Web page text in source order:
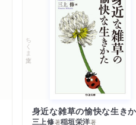
ちくま文庫
身近な雑草の愉快な生き
三上修著稲垣栄洋著